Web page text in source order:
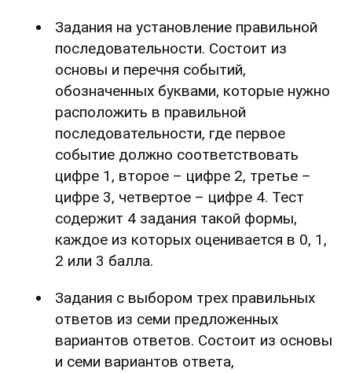
Задания на установление правильной
последовательности. Состоит из
основы и перечня событий,
обозначенных буквами, которые нужно
расположить в правильной
последовательности, где первое
событие должно соответствовать
цифре 1, второе – цифре 2, третье –
цифре 3, четвертое – цифре 4. Тест
содержит 4 задания такой формы,
каждое из которых оценивается в 0, 1,
2 или 3 балла.
Задания с выбором трех правильных
ответов из семи предложенных
вариантов ответов. Состоит из основы
и семи вариантов ответа,